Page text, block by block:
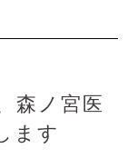
森ノ宮医
ます